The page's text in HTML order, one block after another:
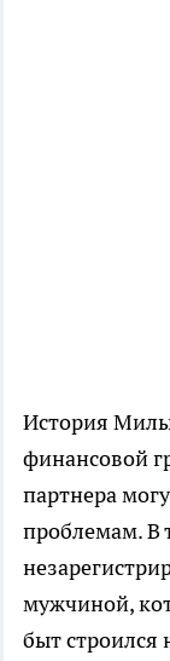
История Милы
финансовой
партнера
проблемам. В
мужчиной,
быт строился